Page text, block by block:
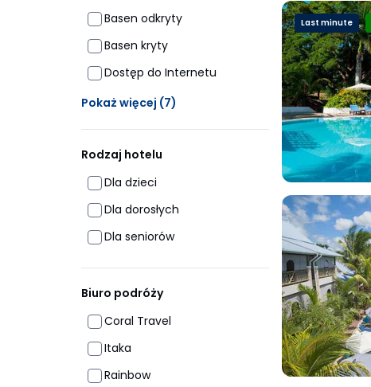
Basen odkryty
Basen kryty
Dostęp do Internetu
Pokaż więcej (7)
Rodzaj hotelu
Dla dzieci
Dla dorosłych
Dla seniorów
Biuro podróży
Coral Travel
Itaka
Rainbow
Last minute